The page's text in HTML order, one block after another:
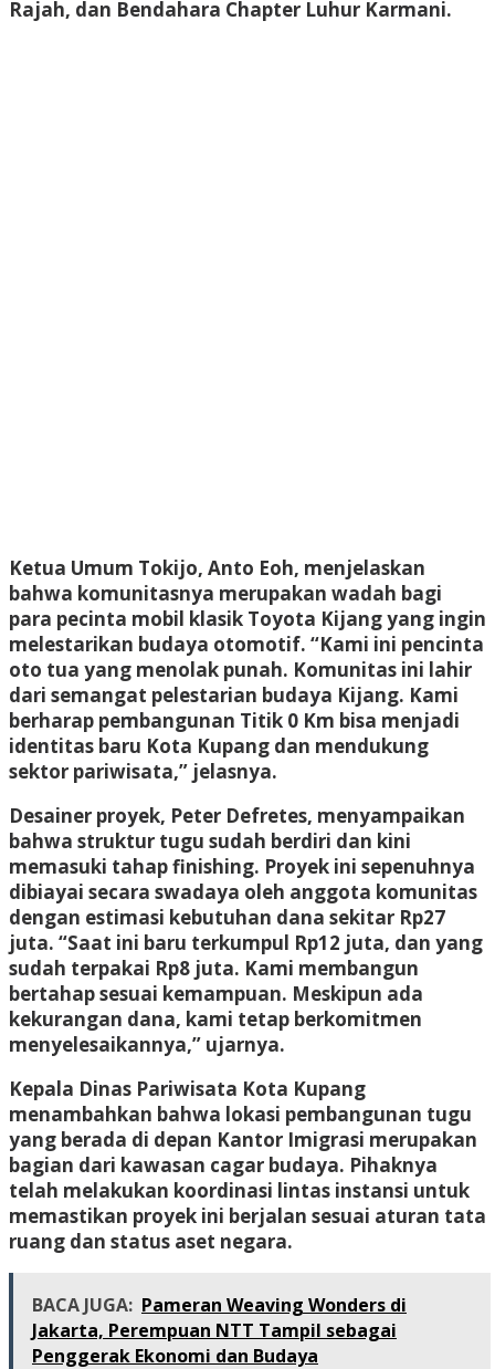
Rajah, dan Bendahara Chapter Luhur Karmani.
Ketua Umum Tokijo, Anto Eoh, menjelaskan
bahwa komunitasnya merupakan wadah bagi
para pecinta mobil klasik Toyota Kijang yang ingin
melestarikan budaya otomotif. “Kami ini pencinta
oto tua yang menolak punah. Komunitas ini lahir
dari semangat pelestarian budaya Kijang. Kami
berharap pembangunan Titik 0 Km bisa menjadi
identitas baru Kota Kupang dan mendukung
sektor pariwisata,” jelasnya.
Desainer proyek, Peter Defretes, menyampaikan
bahwa struktur tugu sudah berdiri dan kini
memasuki tahap finishing. Proyek ini sepenuhnya
dibiayai secara swadaya oleh anggota komunitas
dengan estimasi kebutuhan dana sekitar Rp27
juta. “Saat ini baru terkumpul Rp12 juta, dan yang
sudah terpakai Rp8 juta. Kami membangun
bertahap sesuai kemampuan. Meskipun ada
kekurangan dana, kami tetap berkomitmen
menyelesaikannya,” ujarnya.
Kepala Dinas Pariwisata Kota Kupang
menambahkan bahwa lokasi pembangunan tugu
yang berada di depan Kantor Imigrasi merupakan
bagian dari kawasan cagar budaya. Pihaknya
telah melakukan koordinasi lintas instansi untuk
memastikan proyek ini berjalan sesuai aturan tata
ruang dan status aset negara.
BACA JUGA: Pameran Weaving Wonders di
Jakarta, Perempuan NTT Tampil sebagai
Penggerak Ekonomi dan Budaya